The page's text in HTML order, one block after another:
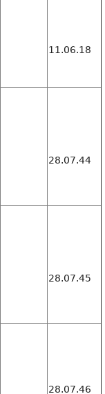
11.06.18
28.07.44
28.07.45
28.07.46